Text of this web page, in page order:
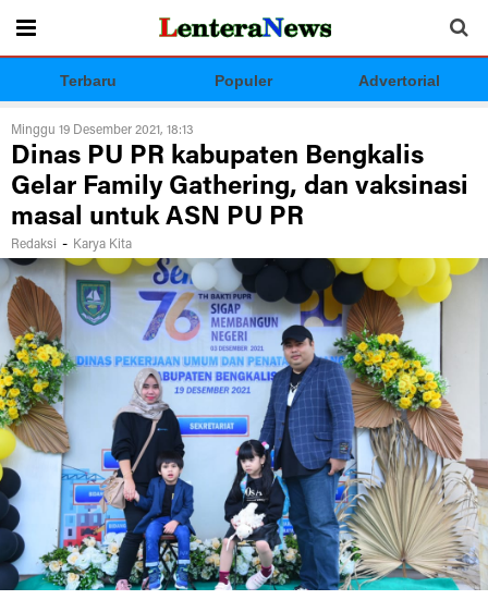
Terbaru Populer Advertorial
Minggu 19 Desember 2021, 18:13
Dinas PU PR kabupaten Bengkalis
Gelar Family Gathering, dan vaksinasi
masal untuk ASN PU PR
Redaksi - Karya Kita